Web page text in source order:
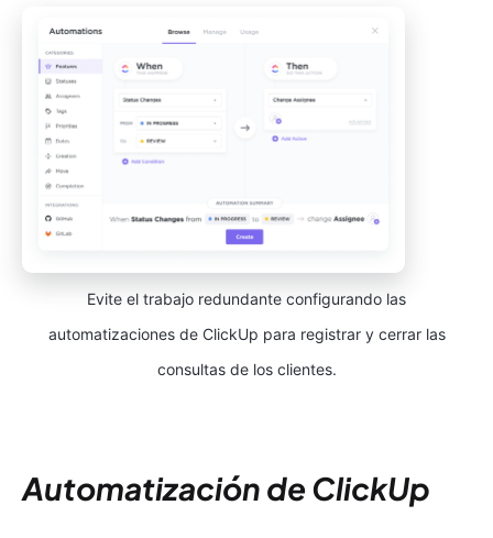
Evite el trabajo redundante configurando las
automatizaciones de ClickUp para registrar y cerrar las
consultas de los clientes.
Automatización de ClickUp